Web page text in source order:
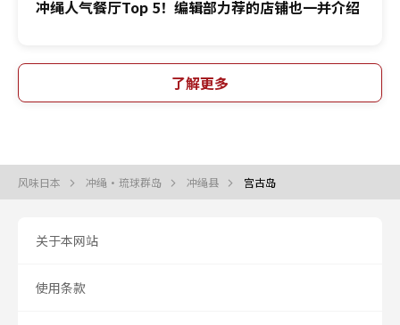
冲绳人气餐厅Top 5！编辑部力荐的店铺也一并介绍
了解更多
风味日本 冲绳・琉球群岛 冲绳县 宫古岛
关于本网站
使用条款